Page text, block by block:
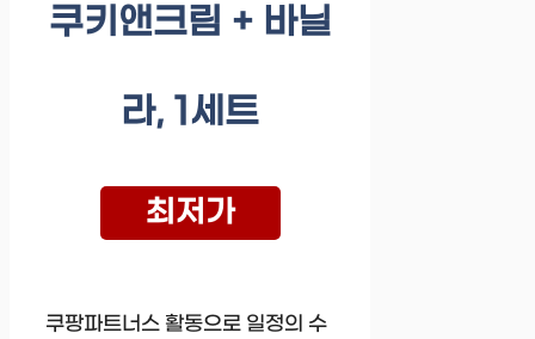
쿠키앤크림 + 바닐
라, 1세트
최저가
쿠팡파트너스 활동으로 일정의 수